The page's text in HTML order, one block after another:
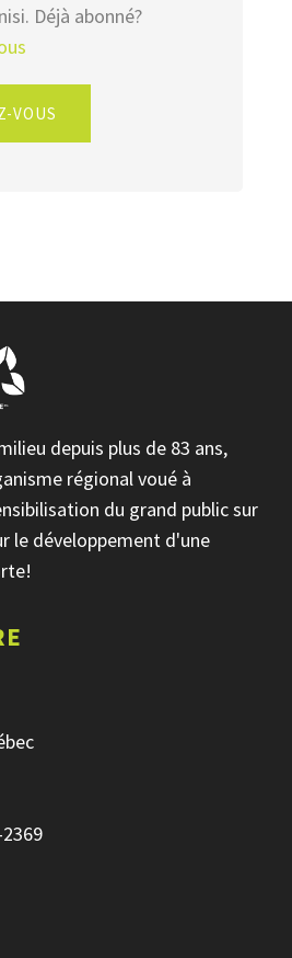
Déjà abonné?
VOUS
depuis plus de 83 ans,
régional voué à
du grand public sur
le développement d'une